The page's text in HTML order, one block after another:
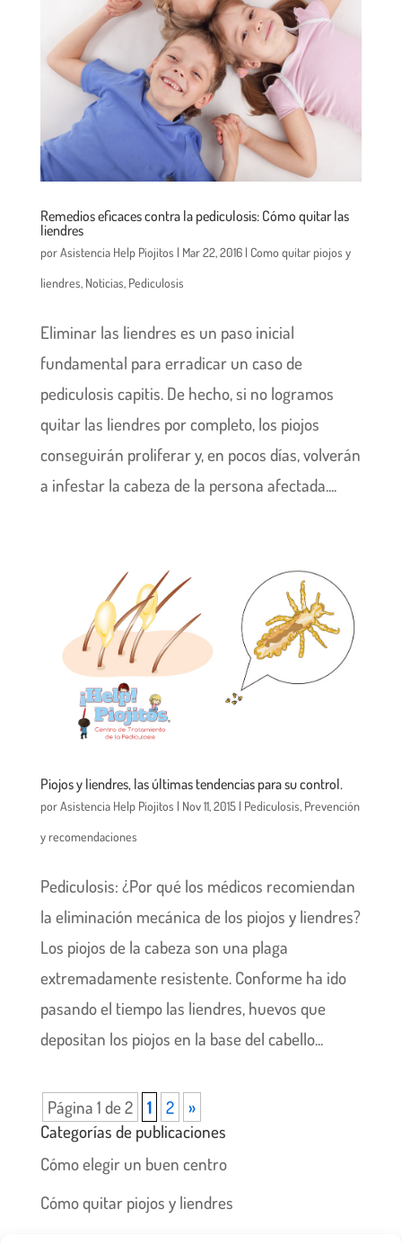
Remedios eficaces contra la pediculosis: Cómo quitar las
liendres
porAsistencia Help Piojitos | Mar 22, 2016| Como quitar piojos y
liendres, Noticias, Pediculosis
Eliminar las liendres es un paso inicial
fundamental para erradicar un caso de
pediculosis capitis. De hecho, si no logramos
quitar las liendres por completo, los piojos
conseguirán proliferar y, en pocos días, volverán
a infestar la cabeza de la persona afectada....
Piojos y liendres, las últimas tendencias para su control.
porAsistencia Help Piojitos | Nov 11, 2015| Pediculosis, Prevención
y recomendaciones
Pediculosis: ¿Por qué los médicos recomiendan
la eliminación mecánica de los piojos y liendres?
Los piojos de la cabeza son una plaga
extremadamente resistente. Conforme ha ido
pasando el tiempo las liendres, huevos que
depositan los piojos en la base del cabello...
Página 1 de 2 1 2
»
Categorías de publicaciones
Cómo elegir un buen centro
Cómo quitar piojos y liendres